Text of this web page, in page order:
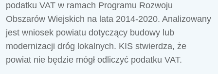
podatku VAT w ramach Programu Rozwoju
Obszarów Wiejskich na lata 2014-2020. Analizowany
jest wniosek powiatu dotyczący budowy lub
modernizacji dróg lokalnych. KIS stwierdza, że
powiat nie będzie mógł odliczyć podatku VAT.